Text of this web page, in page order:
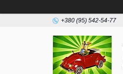
+380 (95) 542-54-77